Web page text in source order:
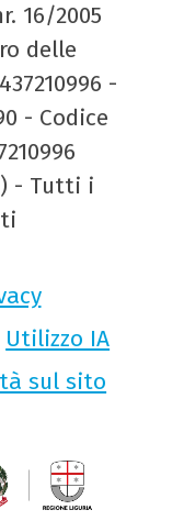
16/2005
delle
-
- Codice
- Tutti i
Utilizzo IA
sul sito